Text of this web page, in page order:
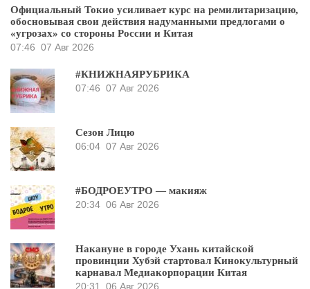
Официальный Токио усиливает курс на ремилитаризацию,
обосновывая свои действия надуманными предлогами о
«угрозах» со стороны России и Китая
07:46 07 Авг 2026
#КНИЖНАЯРУБРИКА
07:46 07 Авг 2026
Сезон Лицю
06:04 07 Авг 2026
#БОДРОЕУТРО — макияж
20:34 06 Авг 2026
Накануне в городе Ухань китайской
провинции Хубэй стартовал Кинокультурный
карнавал Медиакорпорации Китая
20:31
06 Авг 2026